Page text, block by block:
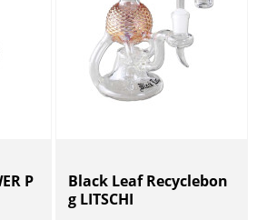
P
Black Leaf Recyclebon
g LITSCHI